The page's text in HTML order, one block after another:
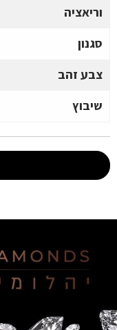
וריאציה
סגנון
צבע זהב
שיבוץ